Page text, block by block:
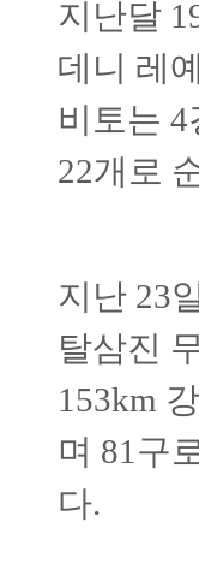
지난달
데니 레
비토는
22개로
지난 23
탈삼진
153km
며 81구
다.